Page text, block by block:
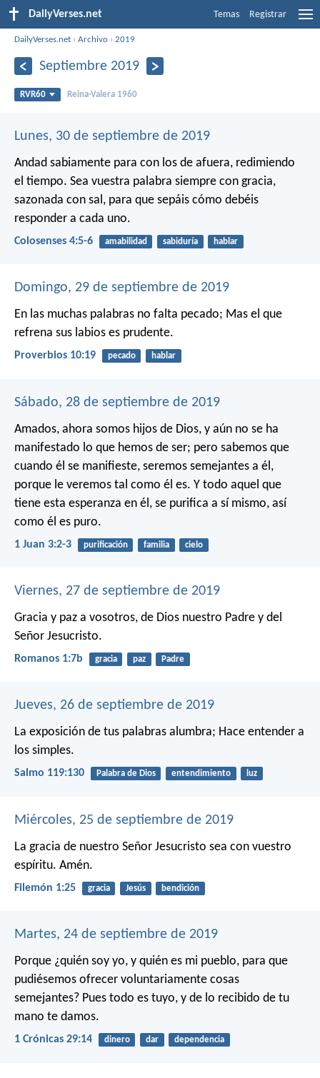
DailyVerses.net Temas Registrar
DailyVerses.net ›Archivo ›2019
Septiembre 2019
RVR60 Reina-Valera 1960
Lunes, 30 de septiembre de 2019
Andad sabiamente para con los de afuera, redimiendo
el tiempo. Sea vuestra palabra siempre con gracia,
sazonada con sal, para que sepáis cómo debéis
responder a cada uno.
Colosenses 4:5-6 amabilidad sabiduría hablar
Domingo, 29 de septiembre de 2019
En las muchas palabras no falta pecado; Mas el que
refrena sus labios es prudente.
Proverbios 10:19 pecado hablar
Sábado, 28 de septiembre de 2019
Amados, ahora somos hijos de Dios, y aún no se ha
manifestado lo que hemos de ser; pero sabemos que
cuando él se manifieste, seremos semejantes a él,
porque le veremos tal como él es. Y todo aquel que
tiene esta esperanza en él, se purifica a sí mismo, así
como él es puro.
1 Juan 3:2-3 purificación familia cielo
Viernes, 27 de septiembre de 2019
Gracia y paz a vosotros, de Dios nuestro Padre y del
Señor Jesucristo.
Romanos 1:7b gracia paz Padre
Jueves, 26 de septiembre de 2019
La exposición de tus palabras alumbra; Hace entender a
los simples.
Salmo 119:130 Palabra de Dios entendimiento luz
Miércoles, 25 de septiembre de 2019
La gracia de nuestro Señor Jesucristo sea con vuestro
espíritu. Amén.
Filemón 1:25 gracia Jesús bendición
Martes, 24 de septiembre de 2019
Porque ¿quién soy yo, y quién es mi pueblo, para que
pudiésemos ofrecer voluntariamente cosas
semejantes? Pues todo es tuyo, y de lo recibido de tu
mano te damos.
1 Crónicas 29:14 dinero dar dependencia